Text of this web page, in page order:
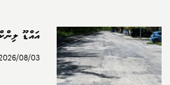
އައްޑޫ
08/03 14:58